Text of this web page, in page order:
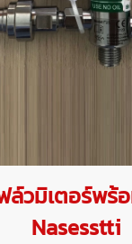
ล์วมิเตอร์พร้
Nasesstti